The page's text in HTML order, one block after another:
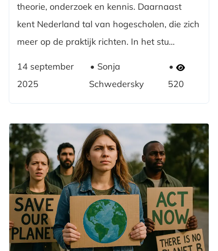
theorie, onderzoek en kennis. Daarnaast
kent Nederland tal van hogescholen, die zich
meer op de praktijk richten. In het stu...
14 september
2025
Sonja
Schwedersky
520